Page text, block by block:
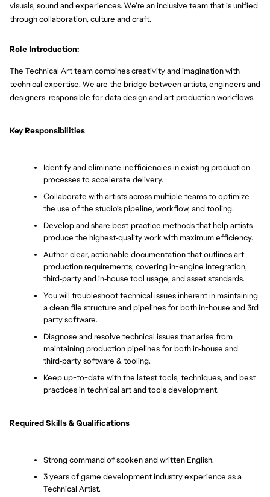
visuals, sound and experiences. We’re an inclusive team that is unified
through collaboration, culture and craft.
Role Introduction:
The Technical Art team combines creativity and imagination with
technical expertise. We are the bridge between artists, engineers and
designers responsible for data design and art production workflows.
Key Responsibilities
Identify and eliminate inefficiencies in existing production
processes to accelerate delivery.
Collaborate with artists across multiple teams to optimize
the use of the studio’s pipeline, workflow, and tooling.
Develop and share best‑practice methods that help artists
produce the highest‑quality work with maximum efficiency.
Author clear, actionable documentation that outlines art
production requirements; covering in-engine integration,
third‑party and in‑house tool usage, and asset standards.
You will troubleshoot technical issues inherent in maintaining
a clean file structure and pipelines for both in-house and 3rd
party software.
Diagnose and resolve technical issues that arise from
maintaining production pipelines for both in‑house and
third‑party software & tooling.
Keep up-to-date with the latest tools, techniques, and best
practices in technical art and tools development.
Required Skills & Qualifications
Strong command of spoken and written English.
3 years of game development industry experience as a
Technical Artist.